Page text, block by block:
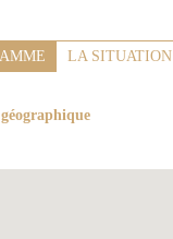
LA SITUATION